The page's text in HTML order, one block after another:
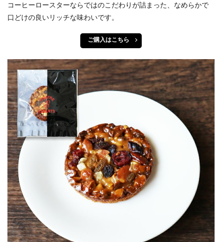
コーヒーロースターならではのこだわりが詰まった、なめらかで
口どけの良いリッチな味わいです。
ご購入はこちら